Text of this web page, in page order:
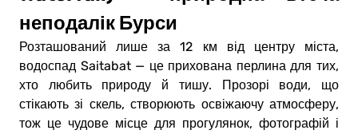
неподалік Бурси
Розташований лише за 12 км від центру міста,
водоспад Saitabat — це прихована перлина для тих,
хто любить природу й тишу. Прозорі води, що
стікають зі скель, створюють освіжаючу атмосферу,
тож це чудове місце для прогулянок, фотографій і